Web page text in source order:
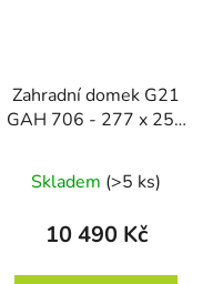
Zahradní domek G21
GAH 706 - 277 x 255
Skladem (>5 ks)
10 490 Kč